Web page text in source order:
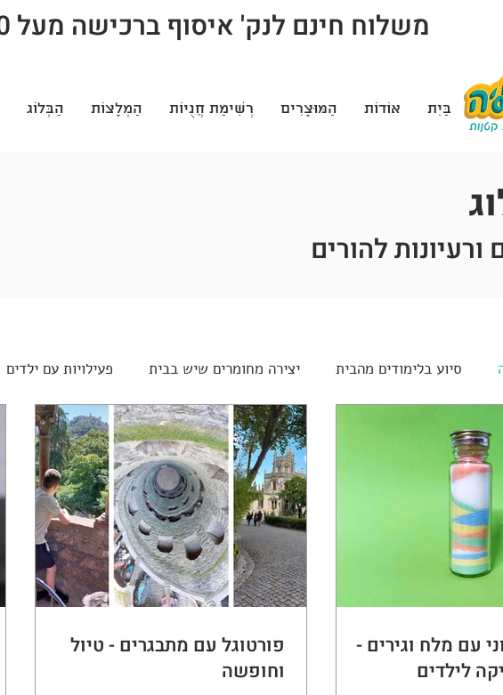
משלוח חינם לנק' איסוף ברכישה מעל 250 ש"ח
בַּיִת אוֹדוֹת הַמּוּצָרִים רְשִׁימַת חֲנֻיוֹת הַמְלָצוֹת הַבְּלוֹג
ורעיונות להורים
סיוע בלימודים מהבית יצירה מחומרים שיש בבית פעילויות עם ילדים
להיות בוועד ההורים
עם מלח וגירים -
לילדים
פורטוגל עם מתבגרים - טיול
וחופשה